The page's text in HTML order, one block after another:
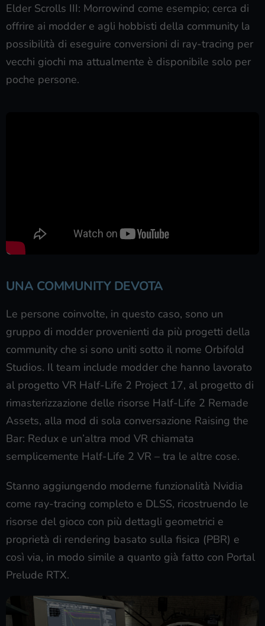
Elder Scrolls III: Morrowind come esempio; cerca di
offrire ai modder e agli hobbisti della community la
possibilità di eseguire conversioni di ray-tracing per
vecchi giochi ma attualmente è disponibile solo per
poche persone.
UNA COMMUNITY DEVOTA
Le persone coinvolte, in questo caso, sono un
gruppo di modder provenienti da più progetti della
community che si sono uniti sotto il nome Orbifold
Studios. Il team include modder che hanno lavorato
al progetto VR Half-Life 2 Project 17, al progetto di
rimasterizzazione delle risorse Half-Life 2 Remade
Assets, alla mod di sola conversazione Raising the
Bar: Redux e un’altra mod VR chiamata
semplicemente Half-Life 2 VR – tra le altre cose.
Stanno aggiungendo moderne funzionalità Nvidia
come ray-tracing completo e DLSS, ricostruendo le
risorse del gioco con più dettagli geometrici e
proprietà di rendering basato sulla fisica (PBR) e
così via, in modo simile a quanto già fatto con Portal
Prelude RTX.